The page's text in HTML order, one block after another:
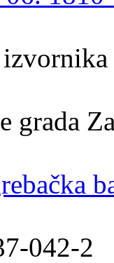
grada
042-2